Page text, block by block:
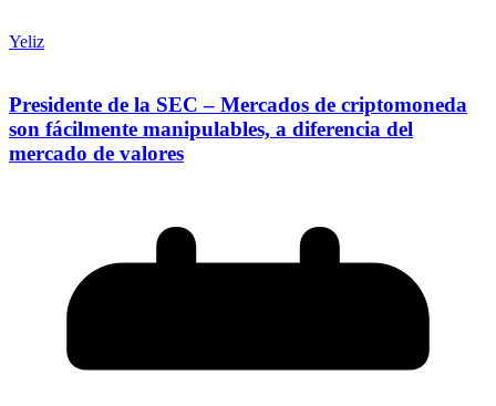
Yeliz
Presidente de la SEC – Mercados de criptomoneda
son fácilmente manipulables, a diferencia del
mercado de valores